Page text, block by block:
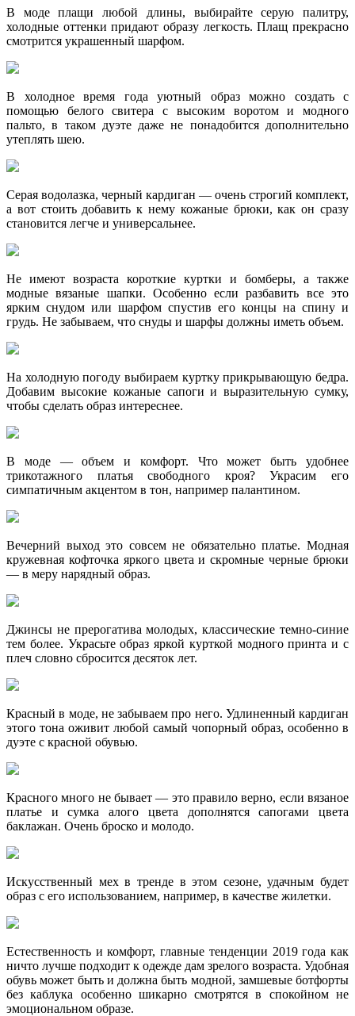
В моде плащи любой длины, выбирайте серую палитру,
холодные оттенки придают образу легкость. Плащ прекрасно
смотрится украшенный шарфом.
В холодное время года уютный образ можно создать с
помощью белого свитера с высоким воротом и модного
пальто, в таком дуэте даже не понадобится дополнительно
утеплять шею.
Серая водолазка, черный кардиган — очень строгий комплект,
а вот стоить добавить к нему кожаные брюки, как он сразу
становится легче и универсальнее.
Не имеют возраста короткие куртки и бомберы, а также
модные вязаные шапки. Особенно если разбавить все это
ярким снудом или шарфом спустив его концы на спину и
грудь. Не забываем, что снуды и шарфы должны иметь объем.
На холодную погоду выбираем куртку прикрывающую бедра.
Добавим высокие кожаные сапоги и выразительную сумку,
чтобы сделать образ интереснее.
В моде — объем и комфорт. Что может быть удобнее
трикотажного платья свободного кроя? Украсим его
симпатичным акцентом в тон, например палантином.
Вечерний выход это совсем не обязательно платье. Модная
кружевная кофточка яркого цвета и скромные черные брюки
— в меру нарядный образ.
Джинсы не прерогатива молодых, классические темно-синие
тем более. Украсьте образ яркой курткой модного принта и с
плеч словно сбросится десяток лет.
Красный в моде, не забываем про него. Удлиненный кардиган
этого тона оживит любой самый чопорный образ, особенно в
дуэте с красной обувью.
Красного много не бывает — это правило верно, если вязаное
платье и сумка алого цвета дополнятся сапогами цвета
баклажан. Очень броско и молодо.
Искусственный мех в тренде в этом сезоне, удачным будет
образ с его использованием, например, в качестве жилетки.
Естественность и комфорт, главные тенденции 2019 года как
ничто лучше подходит к одежде дам зрелого возраста. Удобная
обувь может быть и должна быть модной, замшевые ботфорты
без каблука особенно шикарно смотрятся в спокойном не
эмоциональном образе.